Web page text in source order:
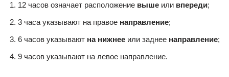
12 часов означает расположение выше или впереди;
3 часа указывают на правое направление;
6 часов указывают на нижнее или заднее направление;
9 часов указывают на левое направление.